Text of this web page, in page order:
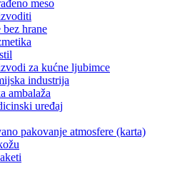
meso
bez hrane
za kućne ljubimce
industrija
ambalaža
uređaj
pakovanje atmosfere (karta)